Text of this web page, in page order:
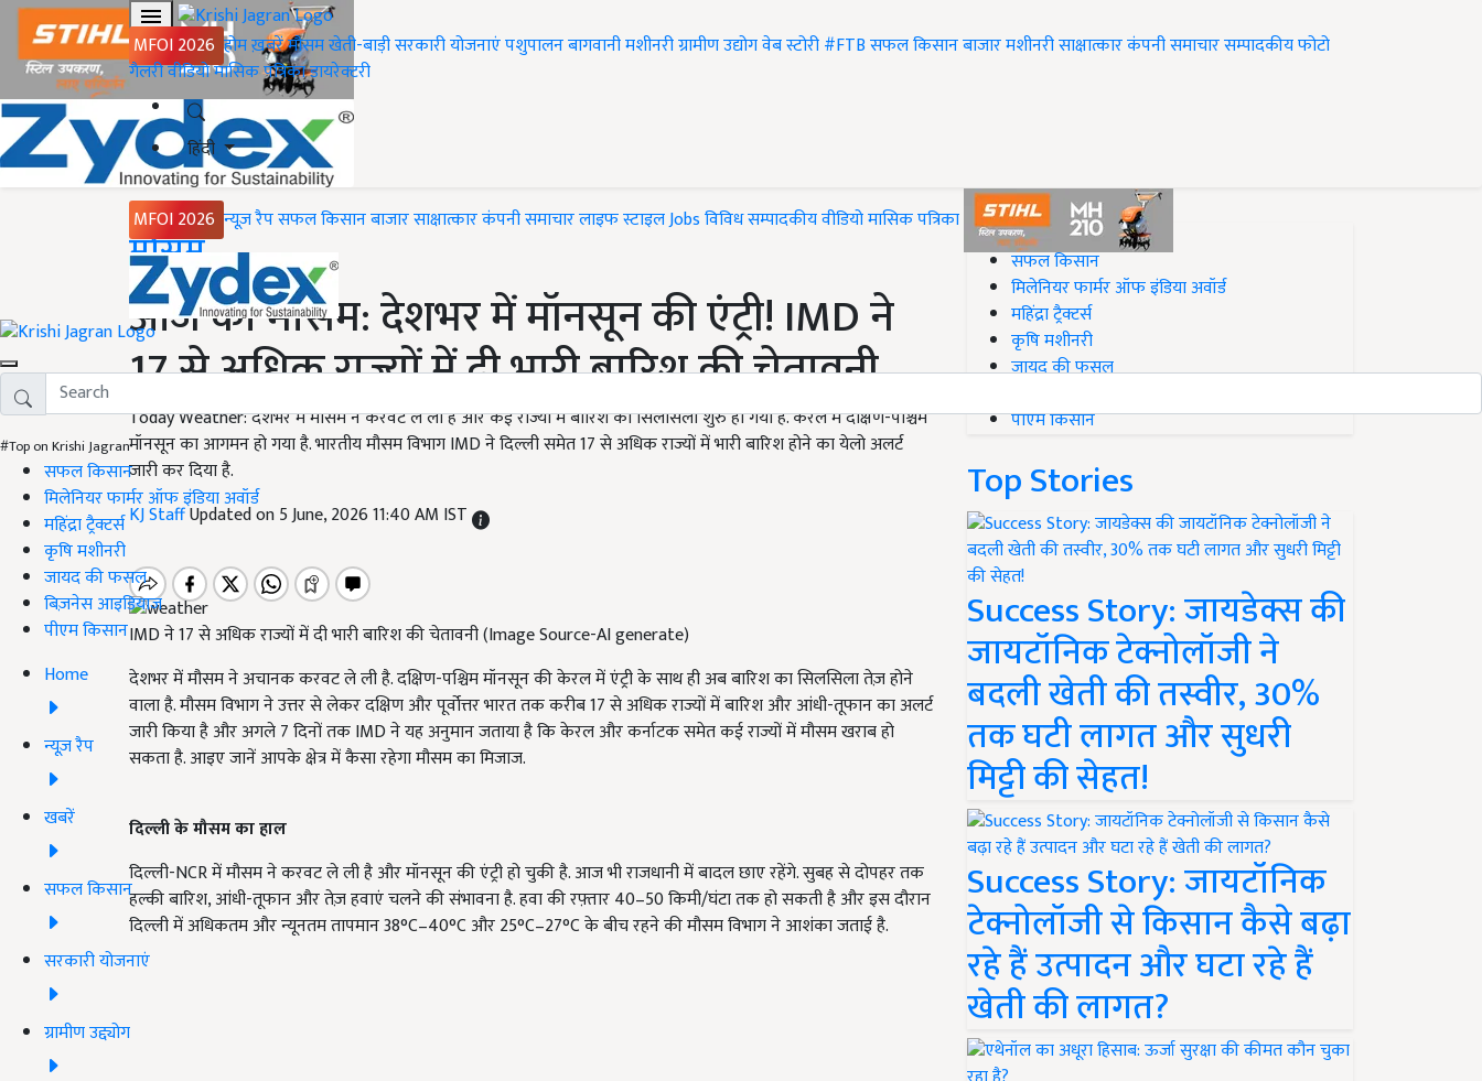
MFOI 2026 होमख़बरेंमौसमखेती-बाड़ीसरकारी योजनाएंपशुपालनबागवानीमशीनरीग्रामीण उद्योगवेब स्टोरी#FTBसफल किसानबाजारमशीनरीसाक्षात्कारकंपनी समाचारसम्पादकीयफोटो
गैलरीवीडियोमासिक पत्रिकाडायरेक्टरी
हिंदी
MFOI 2026 न्यूज़ रैपसफल किसानबाजारसाक्षात्कारकंपनी समाचारलाइफ स्टाइलJobsविविधसम्पादकीयवीडियोमासिक पत्रिका
#Top on Krishi Jagran
सफल किसान
मिलेनियर फार्मर ऑफ इंडिया अवॉर्ड
महिंद्रा ट्रैक्टर्स
कृषि मशीनरी
जायद की फसल
बिज़नेस आइडियाज
पीएम किसान
Home
न्यूज़ रैप
खबरें
सफल किसान
सरकारी योजनाएं
ग्रामीण उद्द्योग
Home
मौसम
आज का मौसम: देशभर में मॉनसून की एंट्री! IMD ने
17 से अधिक राज्यों में दी भारी बारिश की चेतावनी
Today Weather: देशभर में मौसम ने करवट ले ली है और कई राज्यों में बारिश का सिलसिला शुरु हो गया है. केरल में दक्षिण-पश्चिम
मॉनसून का आगमन हो गया है. भारतीय मौसम विभाग IMD ने दिल्ली समेत 17 से अधिक राज्यों में भारी बारिश होने का येलो अलर्ट
जारी कर दिया है.
KJ StaffUpdated on 5 June, 2026 11:40 AM IST
IMD ने 17 से अधिक राज्यों में दी भारी बारिश की चेतावनी (Image Source-AI generate)
देशभर में मौसम ने अचानक करवट ले ली है. दक्षिण-पश्चिम मॉनसून की केरल में एंट्री के साथ ही अब बारिश का सिलसिला तेज़ होने
वाला है. मौसम विभाग ने उत्तर से लेकर दक्षिण और पूर्वोत्तर भारत तक करीब 17 से अधिक राज्यों में बारिश और आंधी-तूफान का अलर्ट
जारी किया है और अगले 7 दिनों तक IMD ने यह अनुमान जताया है कि केरल और कर्नाटक समेत कई राज्यों में मौसम खराब हो
सकता है. आइए जानें आपके क्षेत्र में कैसा रहेगा मौसम का मिजाज.
दिल्ली के मौसम का हाल
दिल्ली-NCR में मौसम ने करवट ले ली है और मॉनसून की एंट्री हो चुकी है. आज भी राजधानी में बादल छाए रहेंगे. सुबह से दोपहर तक
हल्की बारिश, आंधी-तूफान और तेज़ हवाएं चलने की संभावना है. हवा की रफ़्तार 40–50 किमी/घंटा तक हो सकती है और इस दौरान
दिल्ली में अधिकतम और न्यूनतम तापमान 38°C–40°C और 25°C–27°C के बीच रहने की मौसम विभाग ने आशंका जताई है.
#Top on Krishi Jagran
सफल किसान
मिलेनियर फार्मर ऑफ इंडिया अवॉर्ड
महिंद्रा ट्रैक्टर्स
कृषि मशीनरी
जायद की फसल
पीएम किसान
Top Stories
Success Story: जायडेक्स की
जायटॉनिक टेक्नोलॉजी ने
बदली खेती की तस्वीर, 30%
तक घटी लागत और सुधरी
मिट्टी की सेहत!
Success Story: जायटॉनिक
टेक्नोलॉजी से किसान कैसे बढ़ा
रहे हैं उत्पादन और घटा रहे हैं
खेती की लागत?